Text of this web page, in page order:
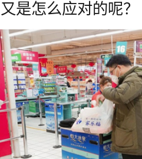
是怎么应对的呢？